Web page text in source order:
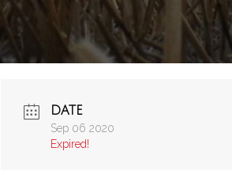
DATE
Sep 06 2020
Expired!